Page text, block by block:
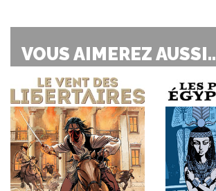
VOUS AIMEREZ AUSSI..